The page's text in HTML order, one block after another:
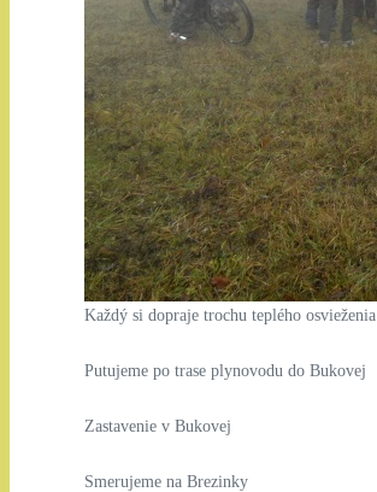
Každý si dopraje trochu teplého osvieženia
Putujeme po trase plynovodu do Bukovej
Zastavenie v Bukovej
Smerujeme na Brezinky